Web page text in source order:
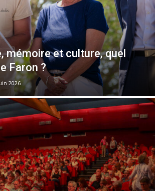
mémoire et culture, quel
Faron ?
2026